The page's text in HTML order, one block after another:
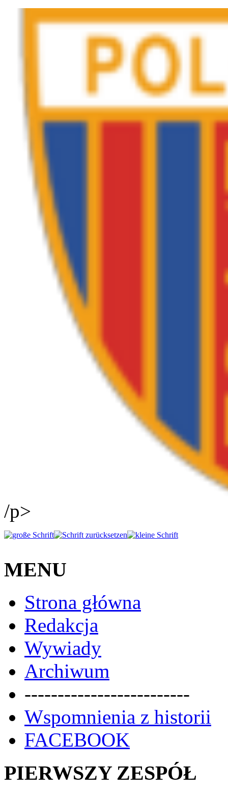
/p>
MENU
Strona główna
Redakcja
Wywiady
Archiwum
-------------------------
Wspomnienia z historii
FACEBOOK
PIERWSZY ZESPÓŁ